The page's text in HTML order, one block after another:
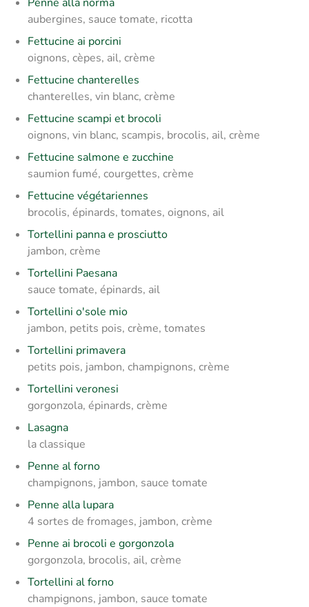
aubergines, sauce tomate, ricotta
Fettucine ai porcini
oignons, cèpes, ail, crème
Fettucine chanterelles
chanterelles, vin blanc, crème
Fettucine scampi et brocoli
oignons, vin blanc, scampis, brocolis, ail, crème
Fettucine salmone e zucchine
saumion fumé, courgettes, crème
Fettucine végétariennes
brocolis, épinards, tomates, oignons, ail
Tortellini panna e prosciutto
jambon, crème
Tortellini Paesana
sauce tomate, épinards, ail
Tortellini o'sole mio
jambon, petits pois, crème, tomates
Tortellini primavera
petits pois, jambon, champignons, crème
Tortellini veronesi
gorgonzola, épinards, crème
Lasagna
la classique
Penne al forno
champignons, jambon, sauce tomate
Penne alla lupara
4 sortes de fromages, jambon, crème
Penne ai brocoli e gorgonzola
gorgonzola, brocolis, ail, crème
Tortellini al forno
champignons, jambon, sauce tomate